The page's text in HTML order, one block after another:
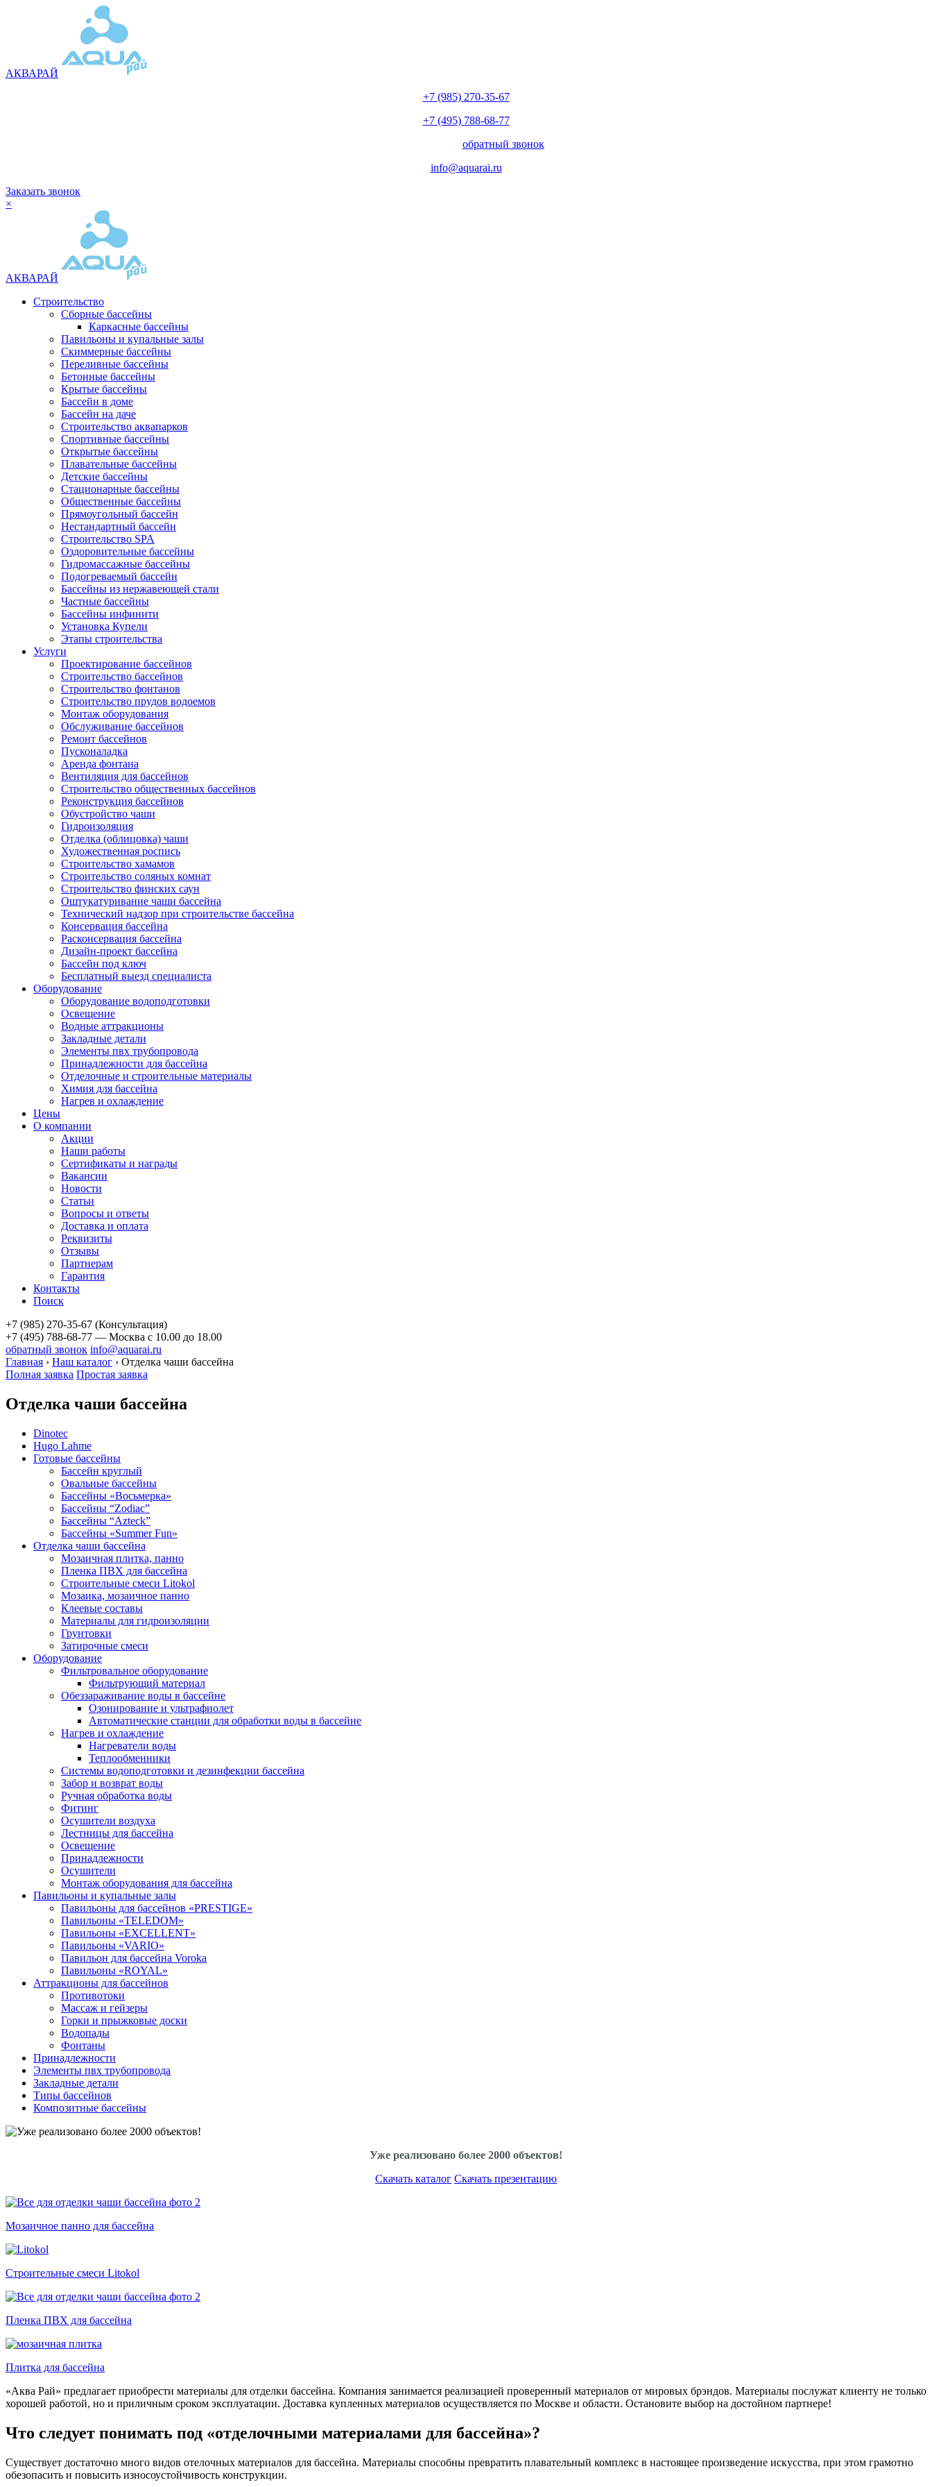
АКВАРАЙ
+7 (985) 270-35-67
+7 (495) 788-68-77
обратный звонок
info@aquarai.ru
Заказать звонок
×
АКВАРАЙ
Строительство
Сборные бассейны
Каркасные бассейны
Павильоны и купальные залы
Скиммерные бассейны
Переливные бассейны
Бетонные бассейны
Крытые бассейны
Бассейн в доме
Бассейн на даче
Строительство аквапарков
Спортивные бассейны
Открытые бассейны
Плавательные бассейны
Детские бассейны
Стационарные бассейны
Общественные бассейны
Прямоугольный бассейн
Нестандартный бассейн
Строительство SPA
Оздоровительные бассейны
Гидромассажные бассейны
Подогреваемый бассейн
Бассейны из нержавеющей стали
Частные бассейны
Бассейны инфинити
Установка Купели
Этапы строительства
Услуги
Проектирование бассейнов
Строительство бассейнов
Строительство фонтанов
Строительство прудов водоемов
Монтаж оборудования
Обслуживание бассейнов
Ремонт бассейнов
Пусконаладка
Аренда фонтана
Вентиляция для бассейнов
Строительство общественных бассейнов
Реконструкция бассейнов
Обустройство чаши
Гидроизоляция
Отделка (облицовка) чаши
Художественная роспись
Строительство хамамов
Строительство соляных комнат
Строительство финских саун
Оштукатуривание чаши бассейна
Технический надзор при строительстве бассейна
Консервация бассейна
Расконсервация бассейна
Дизайн-проект бассейна
Бассейн под ключ
Бесплатный выезд специалиста
Оборудование
Оборудование водоподготовки
Освещение
Водные аттракционы
Закладные детали
Элементы пвх трубопровода
Принадлежности для бассейна
Отделочные и строительные материалы
Химия для бассейна
Нагрев и охлаждение
Цены
О компании
Акции
Наши работы
Сертификаты и награды
Вакансии
Новости
Статьи
Вопросы и ответы
Доставка и оплата
Реквизиты
Отзывы
Партнерам
Гарантия
Контакты
Поиск
+7 (985) 270-35-67 (Консультация)
+7 (495) 788-68-77 — Москва с 10.00 до 18.00
обратный звонок info@aquarai.ru
Главная › Наш каталог › Отделка чаши бассейна
Полная заявка Простая заявка
Отделка чаши бассейна
Dinotec
Hugo Lahme
Готовые бассейны
Бассейн круглый
Овальные бассейны
Бассейны «Восьмерка»
Бассейны “Zodiac”
Бассейны “Azteck”
Бассейны «Summer Fun»
Отделка чаши бассейна
Мозаичная плитка, панно
Пленка ПВХ для бассейна
Строительные смеси Litokol
Мозаика, мозаичное панно
Клеевые составы
Материалы для гидроизоляции
Грунтовки
Затирочные смеси
Оборудование
Фильтровальное оборудование
Фильтрующий материал
Обеззараживание воды в бассейне
Озонирование и ультрафиолет
Автоматические станции для обработки воды в бассейне
Нагрев и охлаждение
Нагреватели воды
Теплообменники
Системы водоподготовки и дезинфекции бассейна
Забор и возврат воды
Ручная обработка воды
Фитинг
Осушители воздуха
Лестницы для бассейна
Освещение
Принадлежности
Осушители
Монтаж оборудования для бассейна
Павильоны и купальные залы
Павильоны для бассейнов «PRESTIGE»
Павильоны «TELEDOM»
Павильоны «EXCELLENT»
Павильоны «VARIO»
Павильон для бассейна Voroka
Павильоны «ROYAL»
Аттракционы для бассейнов
Противотоки
Массаж и гейзеры
Горки и прыжковые доски
Водопады
Фонтаны
Принадлежности
Элементы пвх трубопровода
Закладные детали
Типы бассейнов
Композитные бассейны
Уже реализовано более 2000 объектов!
Скачать каталог Скачать презентацию
Мозаичное панно для бассейна
Строительные смеси Litokol
Пленка ПВХ для бассейна
Плитка для бассейна
«Аква Рай» предлагает приобрести материалы для отделки бассейна. Компания занимается реализацией проверенный материалов от мировых брэндов. Материалы послужат клиенту не только
хорошей работой, но и приличным сроком эксплуатации. Доставка купленных материалов осуществляется по Москве и области. Остановите выбор на достойном партнере!
Что следует понимать под «отделочными материалами для бассейна»?
Существует достаточно много видов отелочных материалов для бассейна. Материалы способны превратить плавательный комплекс в настоящее произведение искусства, при этом грамотно
обезопасить и повысить износоустойчивость конструкции.